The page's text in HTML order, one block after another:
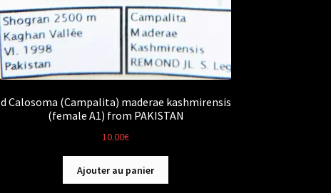
d Calosoma (Campalita) maderae kashmirensis
(female A1) from PAKISTAN
10.00€
Ajouter au panier